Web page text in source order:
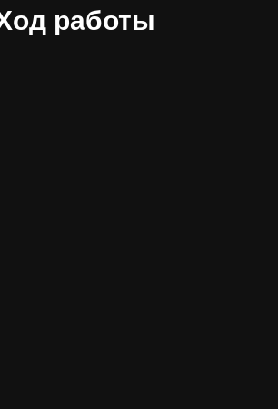
работы